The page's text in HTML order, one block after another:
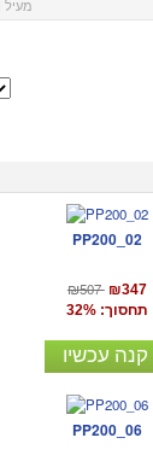
:: PHILIPP PLEIN מעיל
PP200_02
₪507 ₪347
תחסוך: 32%
קנה עכשיו
PP200_06